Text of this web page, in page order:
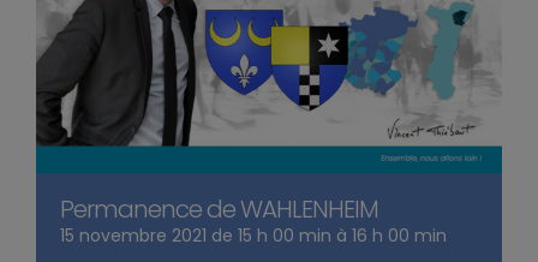
Permanence de WAHLENHEIM
15 novembre 2021 de 15 h 00 min à 16 h 00 min